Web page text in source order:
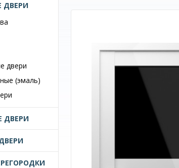
ДВЕРИ
двери
(эмаль)
ДВЕРИ